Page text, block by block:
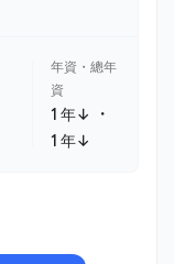
年資・總年
資
1 年↓ ・
1 年↓